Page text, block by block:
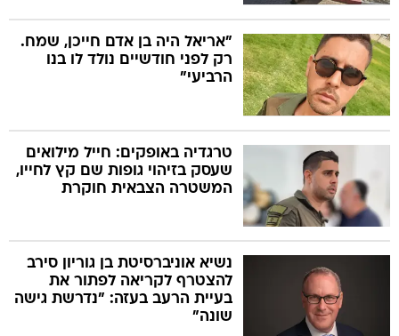
"אריאל היה בן אדם חייכן, שמח.
רק לפני חודשיים נולד לו בנו
הרביעי"
טרגדיה באופקים: חייל מילואים
שעסק בזיהוי גופות שם קץ לחייו,
המשטרה הצבאית חוקרת
נשיא אוניברסיטת בן גוריון סירב
להצטרף לקריאה לפתור את
בעיית הרעב בעזה: "נדרשת גישה
שונה"